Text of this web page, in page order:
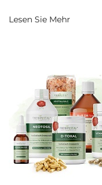
Lesen Sie Mehr